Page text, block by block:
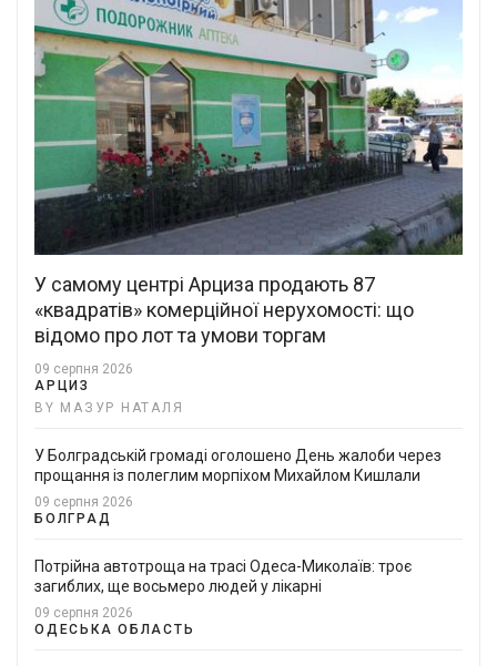
У самому центрі Арциза продають 87
«квадратів» комерційної нерухомості: що
відомо про лот та умови торгам
09 серпня 2026
АРЦИЗ
BY МАЗУР НАТАЛЯ
У Болградській громаді оголошено День жалоби через
прощання із полеглим морпіхом Михайлом Кишлали
09 серпня 2026
БОЛГРАД
Потрійна автотроща на трасі Одеса-Миколаїв: троє
загиблих, ще восьмеро людей у лікарні
09 серпня 2026
ОДЕСЬКА ОБЛАСТЬ